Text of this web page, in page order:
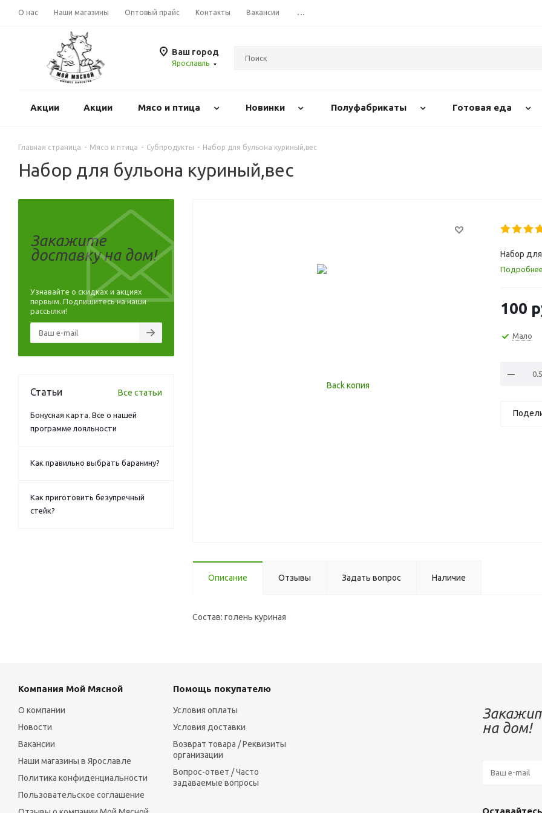
О нас Наши магазины Оптовый прайс Контакты Вакансии ...
Ваш город
Ярославль
Акции Акции Mясо и птица Новинки Полуфабрикаты Готовая еда
Главная страница - Mясо и птица - Субпродукты - Набор для бульона куриный,вес
Набор для бульона куриный,вес
Набор
100
Мало
Описание Отзывы Задать вопрос Наличие
Состав: голень куриная
Закажите
доставку на дом!
Узнавайте о скидках и акциях
первым. Подпишитесь на наши
рассылки!
Статьи Все статьи
Бонусная карта. Все о нашей
программе лояльности
Как правильно выбрать баранину?
Как приготовить безупречный
стейк?
Компания Мой Мясной
О компании
Новости
Вакансии
Наши магазины в Ярославле
Политика конфиденциальности
Пользовательское соглашение
Помощь покупателю
Условия оплаты
Условия доставки
Возврат товара / Реквизиты
организации
Вопрос-ответ / Часто
задаваемые вопросы
на дом!